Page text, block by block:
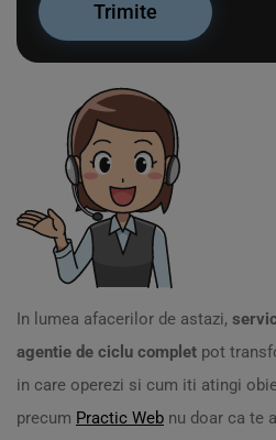
In lumea afacerilor de astazi,
agentie de ciclu complet pot
in care operezi si cum iti atingi
precum Practic Web nu doar ca te